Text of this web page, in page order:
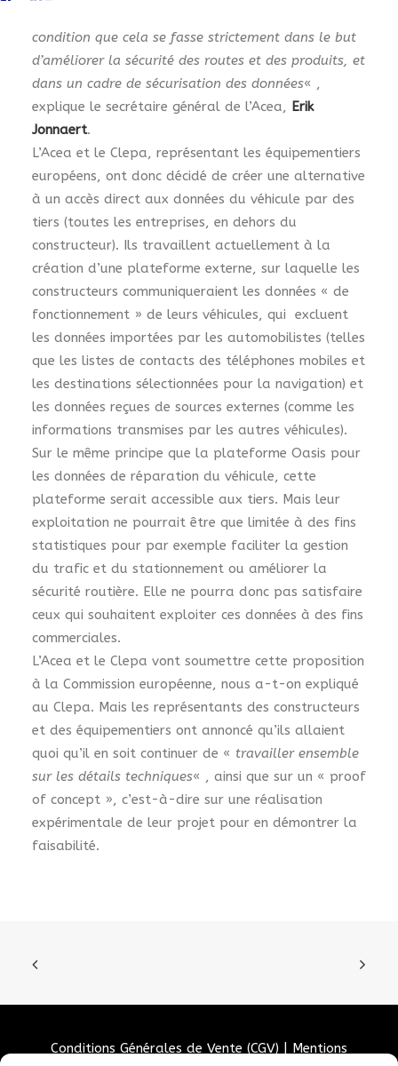
condition que cela se fasse strictement dans le but
d’améliorer la sécurité des routes et des produits, et
dans un cadre de sécurisation des données« ,
explique le secrétaire général de l’Acea, Erik
Jonnaert.
L’Acea et le Clepa, représentant les équipementiers
européens, ont donc décidé de créer une alternative
à un accès direct aux données du véhicule par des
tiers (toutes les entreprises, en dehors du
constructeur). Ils travaillent actuellement à la
création d’une plateforme externe, sur laquelle les
constructeurs communiqueraient les données « de
fonctionnement » de leurs véhicules, qui excluent
les données importées par les automobilistes (telles
que les listes de contacts des téléphones mobiles et
les destinations sélectionnées pour la navigation) et
les données reçues de sources externes (comme les
informations transmises par les autres véhicules).
Sur le même principe que la plateforme Oasis pour
les données de réparation du véhicule, cette
plateforme serait accessible aux tiers. Mais leur
exploitation ne pourrait être que limitée à des fins
statistiques pour par exemple faciliter la gestion
du trafic et du stationnement ou améliorer la
sécurité routière. Elle ne pourra donc pas satisfaire
ceux qui souhaitent exploiter ces données à des fins
commerciales.
L’Acea et le Clepa vont soumettre cette proposition
à la Commission européenne, nous a-t-on expliqué
au Clepa. Mais les représentants des constructeurs
et des équipementiers ont annoncé qu’ils allaient
quoi qu’il en soit continuer de « travailler ensemble
sur les détails techniques« , ainsi que sur un « proof
of concept », c’est-à-dire sur une réalisation
expérimentale de leur projet pour en démontrer la
faisabilité.
Conditions Générales de Vente (CGV)
Mentions